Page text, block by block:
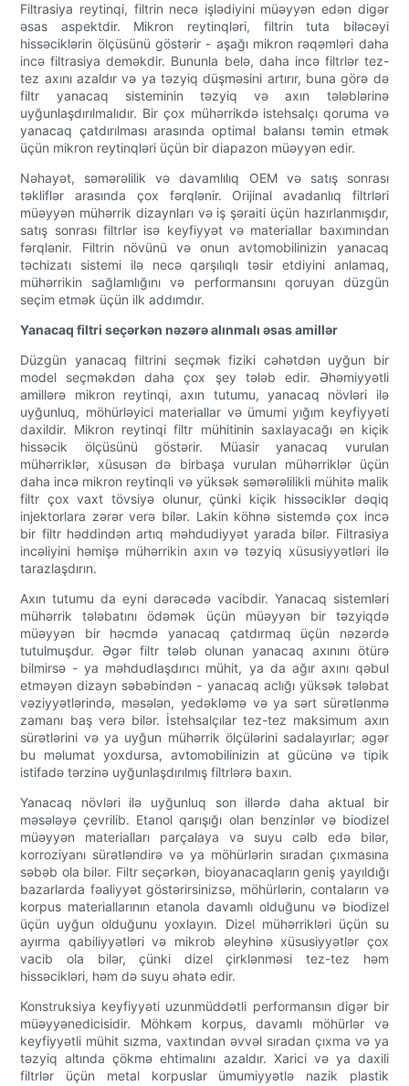
Filtrasiya reytinqi, filtrin necə işlədiyini müəyyən edən digər
əsas aspektdir. Mikron reytinqləri, filtrin tuta biləcəyi
hissəciklərin ölçüsünü göstərir - aşağı mikron rəqəmləri daha
incə filtrasiya deməkdir. Bununla belə, daha incə filtrlər tez-
tez axını azaldır və ya təzyiq düşməsini artırır, buna görə də
filtr yanacaq sisteminin təzyiq və axın tələblərinə
uyğunlaşdırılmalıdır. Bir çox mühərrikdə istehsalçı qoruma və
yanacaq çatdırılması arasında optimal balansı təmin etmək
üçün mikron reytinqləri üçün bir diapazon müəyyən edir.
Nəhayət, səmərəlilik və davamlılıq OEM və satış sonrası
təkliflər arasında çox fərqlənir. Orijinal avadanlıq filtrləri
müəyyən mühərrik dizaynları və iş şəraiti üçün hazırlanmışdır,
satış sonrası filtrlər isə keyfiyyət və materiallar baxımından
fərqlənir. Filtrin növünü və onun avtomobilinizin yanacaq
təchizatı sistemi ilə necə qarşılıqlı təsir etdiyini anlamaq,
mühərrikin sağlamlığını və performansını qoruyan düzgün
seçim etmək üçün ilk addımdır.
Yanacaq filtri seçərkən nəzərə alınmalı əsas amillər
Düzgün yanacaq filtrini seçmək fiziki cəhətdən uyğun bir
model seçməkdən daha çox şey tələb edir. Əhəmiyyətli
amillərə mikron reytinqi, axın tutumu, yanacaq növləri ilə
uyğunluq, möhürləyici materiallar və ümumi yığım keyfiyyəti
daxildir. Mikron reytinqi filtr mühitinin saxlayacağı ən kiçik
hissəcik ölçüsünü göstərir. Müasir yanacaq vurulan
mühərriklər, xüsusən də birbaşa vurulan mühərriklər üçün
daha incə mikron reytinqli və yüksək səmərəlilikli mühitə malik
filtr çox vaxt tövsiyə olunur, çünki kiçik hissəciklər dəqiq
injektorlara zərər verə bilər. Lakin köhnə sistemdə çox incə
bir filtr həddindən artıq məhdudiyyət yarada bilər. Filtrasiya
incəliyini həmişə mühərrikin axın və təzyiq xüsusiyyətləri ilə
tarazlaşdırın.
Axın tutumu da eyni dərəcədə vacibdir. Yanacaq sistemləri
mühərrik tələbatını ödəmək üçün müəyyən bir təzyiqdə
müəyyən bir həcmdə yanacaq çatdırmaq üçün nəzərdə
tutulmuşdur. Əgər filtr tələb olunan yanacaq axınını ötürə
bilmirsə - ya məhdudlaşdırıcı mühit, ya da ağır axını qəbul
etməyən dizayn səbəbindən - yanacaq aclığı yüksək tələbat
vəziyyətlərində, məsələn, yedəkləmə və ya sərt sürətlənmə
zamanı baş verə bilər. İstehsalçılar tez-tez maksimum axın
sürətlərini və ya uyğun mühərrik ölçülərini sadalayırlar; əgər
bu məlumat yoxdursa, avtomobilinizin at gücünə və tipik
istifadə tərzinə uyğunlaşdırılmış filtrlərə baxın.
Yanacaq növləri ilə uyğunluq son illərdə daha aktual bir
məsələyə çevrilib. Etanol qarışığı olan benzinlər və biodizel
müəyyən materialları parçalaya və suyu cəlb edə bilər,
korroziyanı sürətləndirə və ya möhürlərin sıradan çıxmasına
səbəb ola bilər. Filtr seçərkən, bioyanacaqların geniş yayıldığı
bazarlarda fəaliyyət göstərirsinizsə, möhürlərin, contaların və
korpus materiallarının etanola davamlı olduğunu və biodizel
üçün uyğun olduğunu yoxlayın. Dizel mühərrikləri üçün su
ayırma qabiliyyətləri və mikrob əleyhinə xüsusiyyətlər çox
vacib ola bilər, çünki dizel çirklənməsi tez-tez həm
hissəcikləri, həm də suyu əhatə edir.
Konstruksiya keyfiyyəti uzunmüddətli performansın digər bir
müəyyənedicisidir. Möhkəm korpus, davamlı möhürlər və
keyfiyyətli mühit sızma, vaxtından əvvəl sıradan çıxma və ya
təzyiq altında çökmə ehtimalını azaldır. Xarici və ya daxili
filtrlər üçün metal korpuslar ümumiyyətlə nazik plastik